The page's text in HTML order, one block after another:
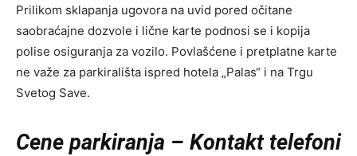
Prilikom sklapanja ugovora na uvid pored očitane
saobraćajne dozvole i lične karte podnosi se i kopija
polise osiguranja za vozilo. Povlašćene i pretplatne karte
ne važe za parkirališta ispred hotela „Palas“ i na Trgu
Svetog Save.
Cene parkiranja – Kontakt telefoni